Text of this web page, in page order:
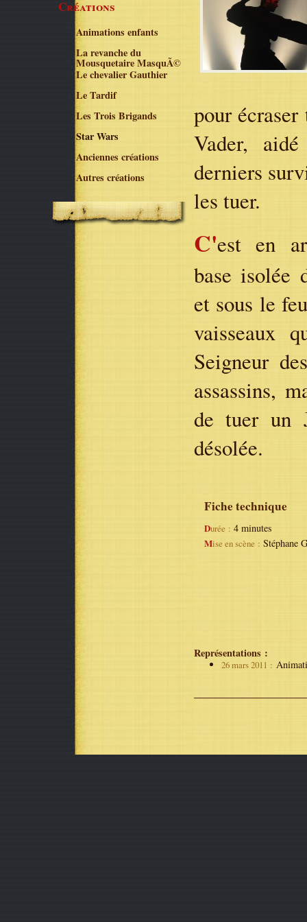
Créations
Animations enfants
La revanche du
Mousquetaire MasquÃ©
Le chevalier Gauthier
Le Tardif
Les Trois Brigands
Star Wars
Anciennes créations
Autres créations
pour
Vader,
derniers
les tuer.
C'est en
base isolée
et sous le
vaisseaux
Seigneur
assassins,
de tuer un
désolée.
Fiche technique
Durée : 4 minutes
Mise en scène : Stéphane G
Représentations :
26 mars 2011 :